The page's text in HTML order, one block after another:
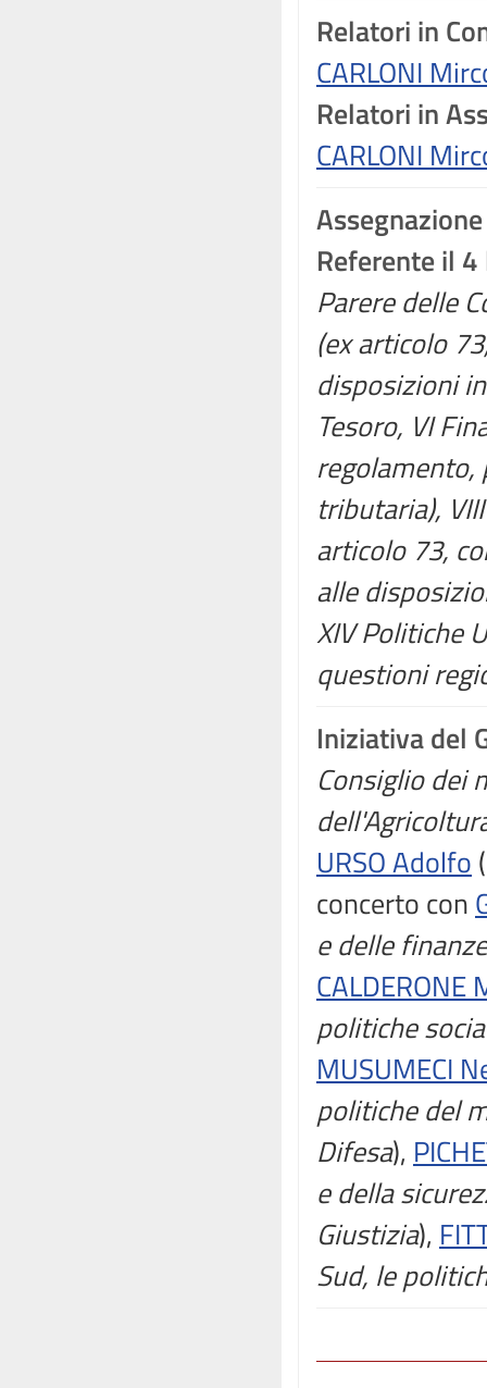
Relatori in
CARLONI
Relatori in
CARLONI
Assegnazione
Referente il
Parere delle
(ex articolo
disposizioni
Tesoro, VI
tributaria),
articolo 73,
alle
XIV Politiche
questioni
Iniziativa del
Consiglio dei
URSO Adolfo (
concerto con
e delle finanze
CALDERONE
politiche
MUSUMECI
politiche del
Difesa),
e della
Giustizia),
Sud, le